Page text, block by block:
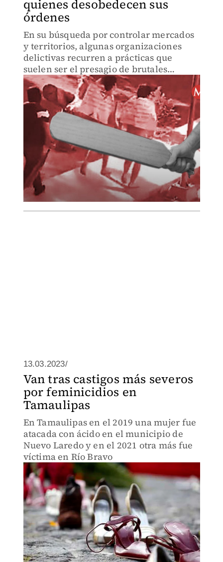
quienes desobedecen sus
órdenes
En su búsqueda por controlar mercados
y territorios, algunas organizaciones
delictivas recurren a prácticas que
suelen ser el presagio de brutales
crímenes en contra de rivales o la
misma sociedad civil.
13.03.2023/
Van tras castigos más severos
por feminicidios en
Tamaulipas
En Tamaulipas en el 2019 una mujer fue
atacada con ácido en el municipio de
Nuevo Laredo y en el 2021 otra más fue
víctima en Río Bravo